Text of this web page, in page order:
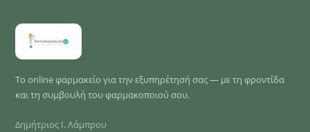
Το online φαρμακείο για την εξυπηρέτησή σας — με τη φροντίδα
και τη συμβουλή του φαρμακοποιού σου.
Δημήτριος Ι. Λάμπρου